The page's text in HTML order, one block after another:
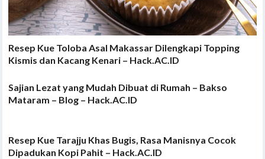
Resep Kue Toloba Asal Makassar Dilengkapi Topping
Kismis dan Kacang Kenari – Hack.AC.ID
Sajian Lezat yang Mudah Dibuat di Rumah – Bakso
Mataram – Blog – Hack.AC.ID
Resep Kue Tarajju Khas Bugis, Rasa Manisnya Cocok
Dipadukan Kopi Pahit – Hack.AC.ID